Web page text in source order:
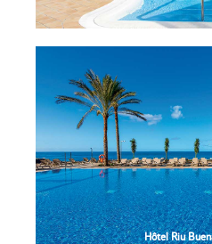
Hôtel Riu